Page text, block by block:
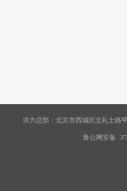
洪力总部：北京市西城区北礼士路
鲁公网安备